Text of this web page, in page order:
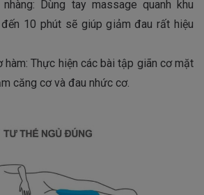
nhàng: Dùng tay massage quanh khu
10 phút sẽ giúp giảm đau rất hiệu
hàm: Thực hiện các bài tập giãn cơ mặt
căng cơ và đau nhức cơ.